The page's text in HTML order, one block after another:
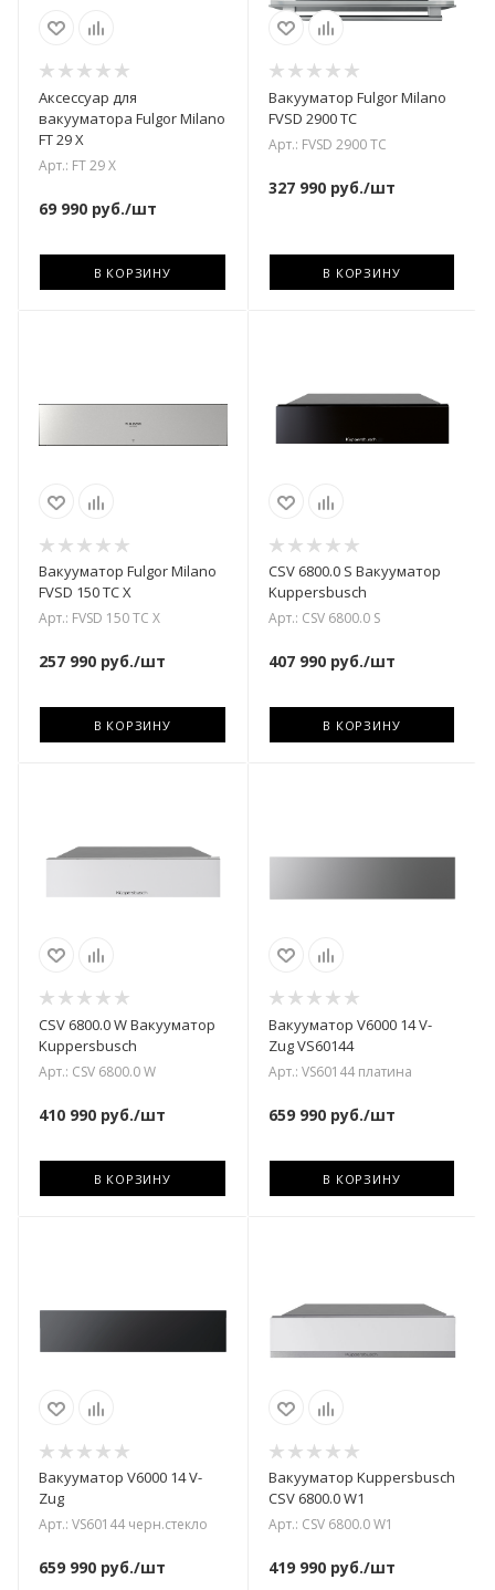
Аксессуар для
вакууматора Fulgor Milano
FT 29 X
Арт.: FT 29 X
69 990 руб./шт
В КОРЗИНУ
Вакууматор Fulgor Milano
FVSD 2900 TC
Арт.: FVSD 2900 TC
327 990руб./шт
В КОРЗИНУ
Вакууматор Fulgor Milano
FVSD 150 TC X
Арт.: FVSD 150 TC X
257 990 руб./шт
В КОРЗИНУ
CSV 6800.0 S Вакууматор
Kuppersbusch
Арт.: CSV 6800.0 S
407 990руб./шт
В КОРЗИНУ
CSV 6800.0 W Вакууматор
Kuppersbusch
Арт.: CSV 6800.0 W
410 990 руб./шт
В КОРЗИНУ
Вакууматор V6000 14 V-
Zug VS60144
Арт.: VS60144 платина
659 990руб./шт
В КОРЗИНУ
Вакууматор V6000 14 V-
Zug
Арт.: VS60144 черн.стекло
659 990 руб./шт
Вакууматор Kuppersbusch
CSV 6800.0 W1
Арт.: CSV 6800.0 W1
419 990руб./шт